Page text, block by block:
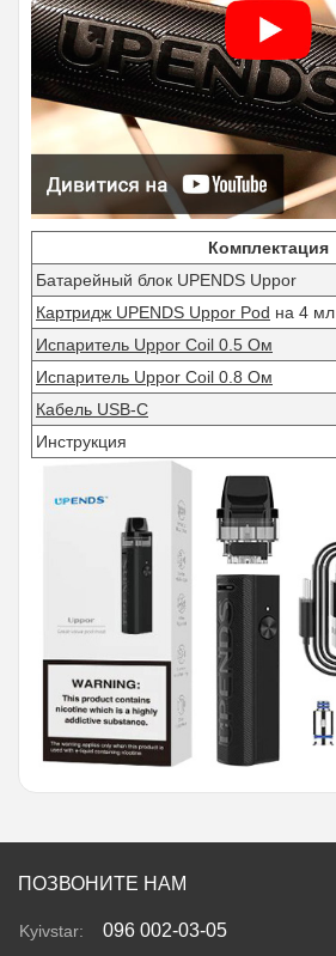
Комплектация
Батарейный блок UPENDS Uppor
Картридж UPENDS Uppor Pod на 4 мл
Испаритель Uppor Coil 0.5 Ом
Испаритель Uppor Coil 0.8 Ом
Кабель USB-C
Инструкция
ПОЗВОНИТЕ НАМ
Kyivstar: 096 002-03-05